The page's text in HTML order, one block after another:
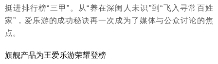
挺进排行榜“三甲”。从“养在深闺人未识”到“飞入寻常百姓
家”，爱乐游的成功秘诀再一次成为了媒体与公众讨论的焦
点。
旗舰产品为王爱乐游荣耀登榜